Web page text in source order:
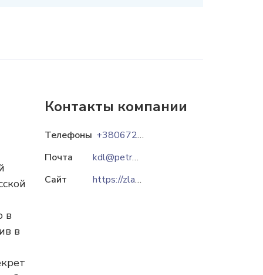
в
в
Контакты компании
Телефоны
+380672391425
Почта
kdl@petrus.ua
Сайт
https://zlatogor.in.ua